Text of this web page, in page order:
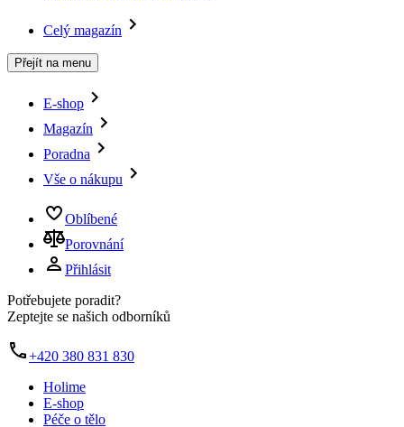
Celý magazín
Přejít na menu
E-shop
Magazín
Poradna
Vše o nákupu
Oblíbené
Porovnání
Přihlásit
Potřebujete poradit?
Zeptejte se našich odborníků
+420 380 831 830
Holime
E-shop
Péče o tělo